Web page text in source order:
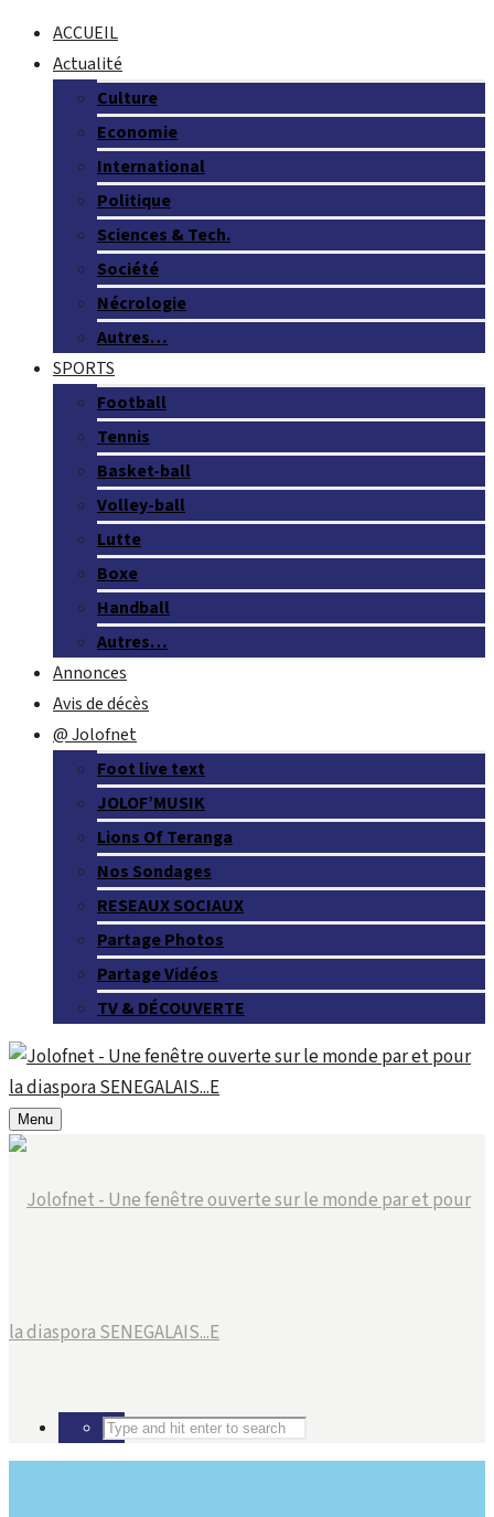
ACCUEIL
Actualité
Culture
Economie
International
Politique
Sciences & Tech.
Société
Nécrologie
Autres…
SPORTS
Football
Tennis
Basket-ball
Volley-ball
Lutte
Boxe
Handball
Autres…
Annonces
Avis de décès
@ Jolofnet
Foot live text
JOLOF’MUSIK
Lions Of Teranga
Nos Sondages
RESEAUX SOCIAUX
Partage Photos
Partage Vidéos
TV & DÉCOUVERTE
Menu